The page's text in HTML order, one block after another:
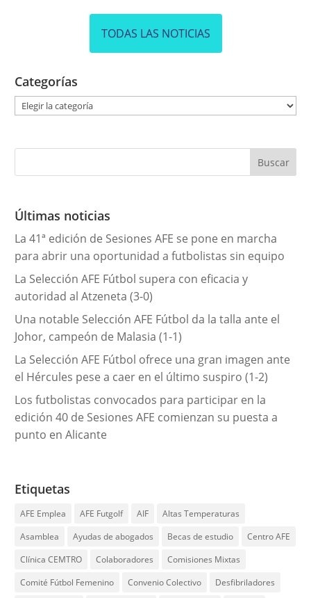
TODAS LAS NOTICIAS
Categorías
g
r
a
s
Últimas noticias
La 41ª edición de Sesiones AFE se pone en marcha
para abrir una oportunidad a futbolistas sin equipo
La Selección AFE Fútbol supera con eficacia y
autoridad al Atzeneta (3-0)
Una notable Selección AFE Fútbol da la talla ante el
Johor, campeón de Malasia (1-1)
La Selección AFE Fútbol ofrece una gran imagen ante
el Hércules pese a caer en el último suspiro (1-2)
Los futbolistas convocados para participar en la
edición 40 de Sesiones AFE comienzan su puesta a
punto en Alicante
Etiquetas
AFE Emplea AFE Futgolf AIF
Altas Temperaturas
Asamblea
Ayudas de abogados Becas de estudio
Centro AFE
Clínica CEMTRO
Colaboradores
Comisiones Mixtas
Comité Fútbol Femenino
Convenio Colectivo
Desfibriladores